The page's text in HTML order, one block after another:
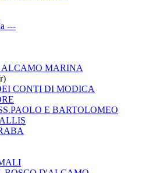
---
ALCAMO MARINA
CONTI DI MODICA
E BARTOLOMEO